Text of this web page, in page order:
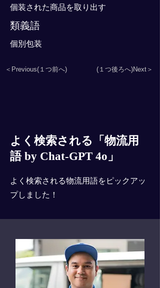
個装された商品を取り出す
類義語
個別包装
＜Previous(１つ前へ) (１つ後ろへ)Next＞
よく検索される「物流用
語 by Chat-GPT 4o」
よく検索される物流用語をピックアッ
プしました！